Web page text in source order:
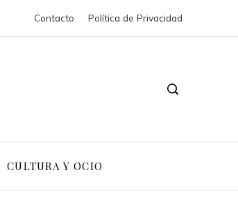
Contacto Política de Privacidad
CULTURA Y OCIO